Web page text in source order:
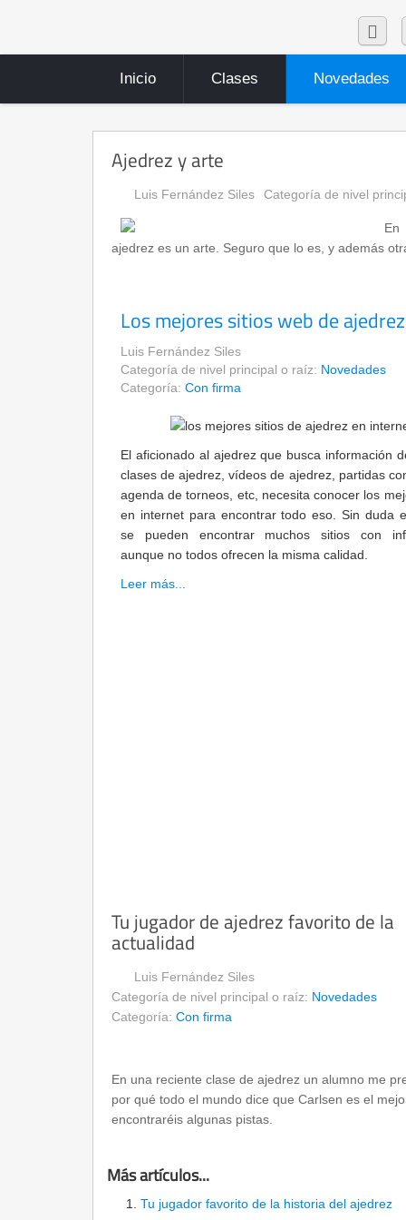
Inicio Clases Novedades
Ajedrez y arte
Luis Fernández Siles Categoría de nivel
En
ajedrez es un arte. Seguro que lo es, y además
Los mejores sitios web de ajedrez
Luis Fernández Siles
Categoría de nivel principal o raíz: Novedades
Categoría: Con firma
El aficionado al ajedrez que busca información
clases de ajedrez, vídeos de ajedrez, partidas
agenda de torneos, etc, necesita conocer los
en internet para encontrar todo eso. Sin duda
se pueden encontrar muchos sitios con
aunque no todos ofrecen la misma calidad.
Leer más...
Tu jugador de ajedrez favorito de la
actualidad
Luis Fernández Siles
Categoría de nivel principal o raíz: Novedades
Categoría: Con firma
En una reciente clase de ajedrez un alumno me
por qué todo el mundo dice que Carlsen es el
encontraréis algunas pistas.
Más artículos...
Tu jugador favorito de la historia del ajedrez